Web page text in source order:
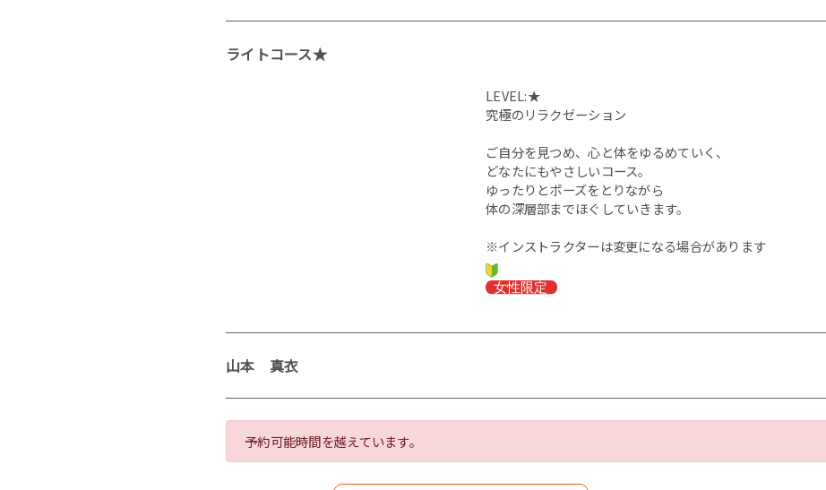
ライトコース★
LEVEL:★
究極のリラクゼーション
ご自分を見つめ、心と体をゆるめていく、
どなたにもやさしいコース。
ゆったりとポーズをとりながら
体の深層部までほぐしていきます。
※インストラクターは変更になる場合があります
山本 真衣
予約可能時間を越えています。